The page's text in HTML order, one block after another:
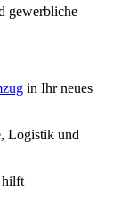
gewerbliche
in Ihr neues
Logistik und
hilft